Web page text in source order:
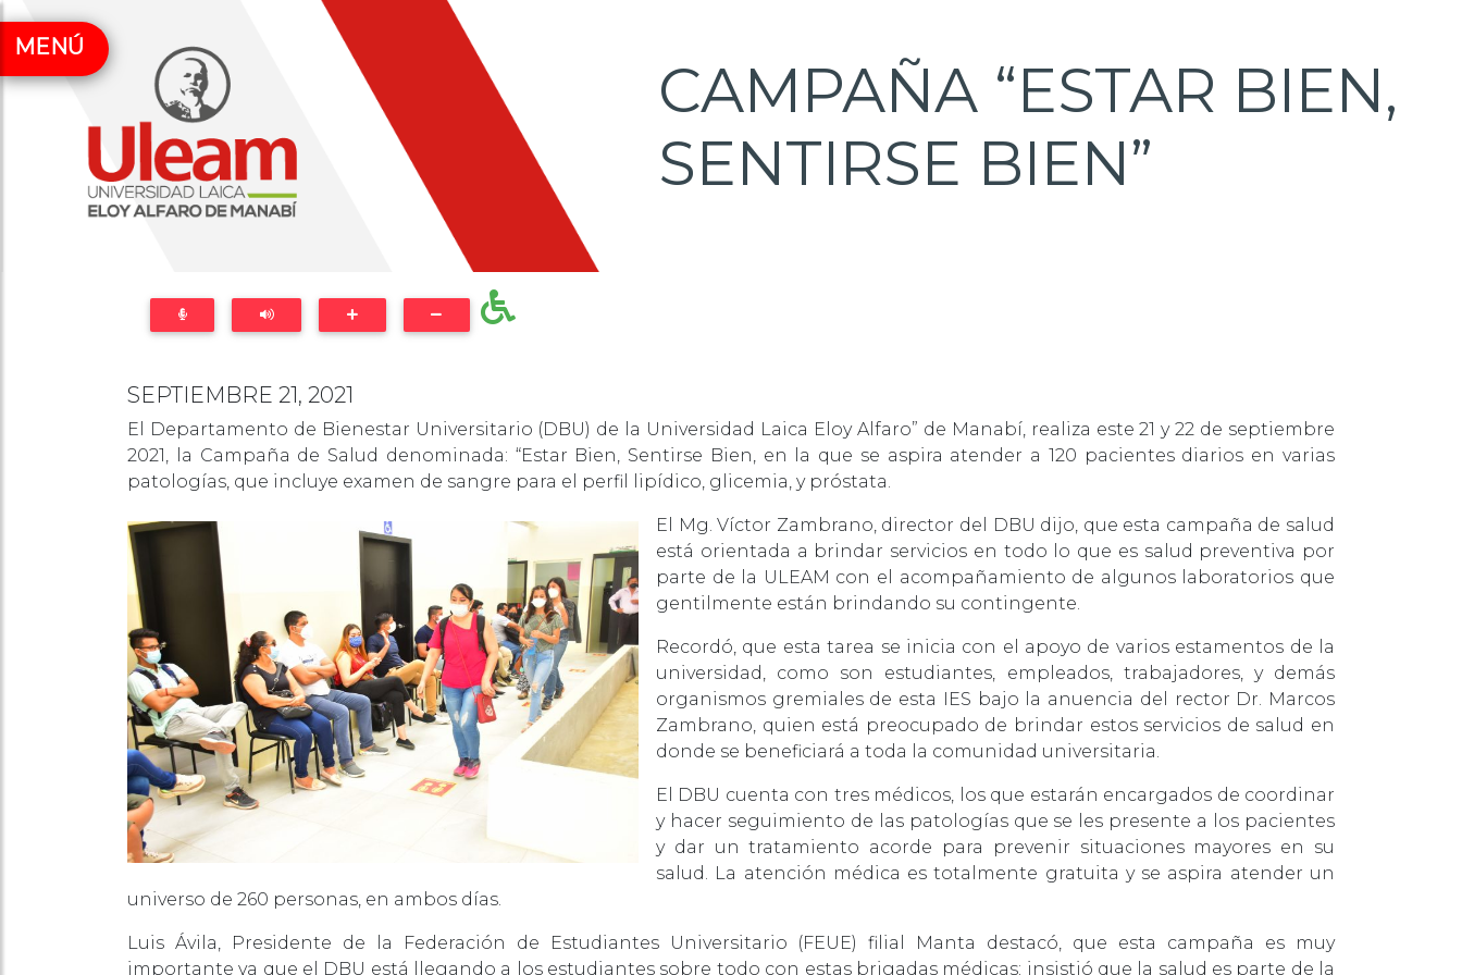
MENÚ
CAMPAÑA “ESTAR BIEN,
SENTIRSE BIEN”
SEPTIEMBRE 21, 2021
El Departamento de Bienestar Universitario (DBU) de la Universidad Laica Eloy Alfaro” de Manabí, realiza este 21 y 22 de septiembre
2021, la Campaña de Salud denominada: “Estar Bien, Sentirse Bien, en la que se aspira atender a 120 pacientes diarios en varias
patologías, que incluye examen de sangre para el perfil lipídico, glicemia, y próstata.
El Mg. Víctor Zambrano, director del DBU dijo, que esta campaña de salud
está orientada a brindar servicios en todo lo que es salud preventiva por
parte de la ULEAM con el acompañamiento de algunos laboratorios que
gentilmente están brindando su contingente.
Recordó, que esta tarea se inicia con el apoyo de varios estamentos de la
universidad, como son estudiantes, empleados, trabajadores, y demás
organismos gremiales de esta IES bajo la anuencia del rector Dr. Marcos
Zambrano, quien está preocupado de brindar estos servicios de salud en
donde se beneficiará a toda la comunidad universitaria.
El DBU cuenta con tres médicos, los que estarán encargados de coordinar
y hacer seguimiento de las patologías que se les presente a los pacientes
y dar un tratamiento acorde para prevenir situaciones mayores en su
salud. La atención médica es totalmente gratuita y se aspira atender un
universo de 260 personas, en ambos días.
Luis Ávila, Presidente de la Federación de Estudiantes Universitario (FEUE) filial Manta destacó, que esta campaña es muy
importante ya que el DBU está llegando a los estudiantes sobre todo con estas brigadas médicas; insistió que la salud es parte de la